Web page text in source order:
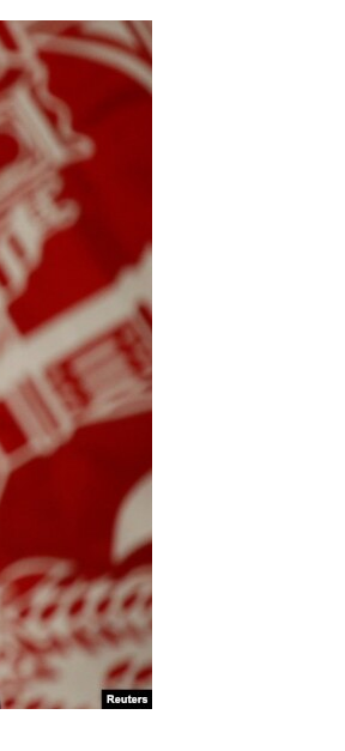
انتخابات ریاست جمهوری آمریکا ۲۰۲۴
حمله جمهوری اسلامی به اسرائیل
مجموعه مستندهای دادخواهی
چهل سال گروگان‌گیری
قانون شفافیت دارائی کادر رهبری ایران
اعتراضات مردمی آبان ۹۸
نرگس محمدی برنده جایزه نوبل صلح
همایش محافظه‌کاران آمریکا «سی‌پک»
سفر پرزیدنت ترامپ به چین